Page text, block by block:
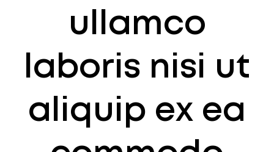
ullamco
laboris nisi ut
aliquip ex ea